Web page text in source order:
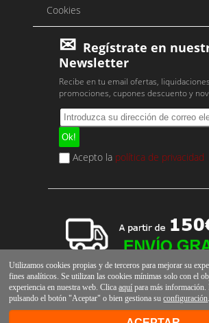
Cookies
Regístrate en
Newsletter
Recibe en tu email ofertas,
promociones, cupones descuento y
Acepto la política de privacidad
Utilizamos cookies propias y de terceros para mejorar su
fines analíticos. Se utilizan las cookies mínimas solo con el
experiencia en nuestra web. Clicaaquí para más información.
pulsando el botón "Aceptar" o bien gestiona suconfiguración.